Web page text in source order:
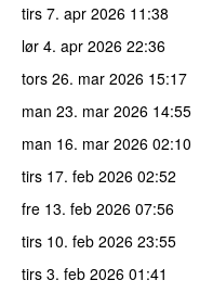
tirs 7. apr 2026 11:38
lør 4. apr 2026 22:36
tors 26. mar 2026 15:17
man 23. mar 2026 14:55
man 16. mar 2026 02:10
tirs 17. feb 2026 02:52
fre 13. feb 2026 07:56
tirs 10. feb 2026 23:55
tirs 3. feb 2026 01:41